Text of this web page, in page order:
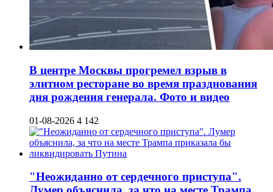
В центре Москвы прогремел взрыв в
элитном ресторане во время празднования
дня рождения генерала. Фото и видео
01-08-2026 4 142
"Неожиданно от сердечного приступа".